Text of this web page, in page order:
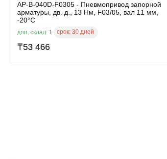
AP-B-040D-F0305 - Пневмопривод запорной
арматуры, дв. д., 13 Нм, F03/05, вал 11 мм,
-20°C
доп. склад: 1 срок: 30 дней
₸53 466